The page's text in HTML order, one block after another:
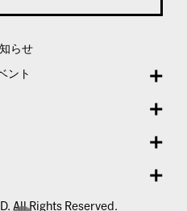
らせ
ント
All Rights Reserved.